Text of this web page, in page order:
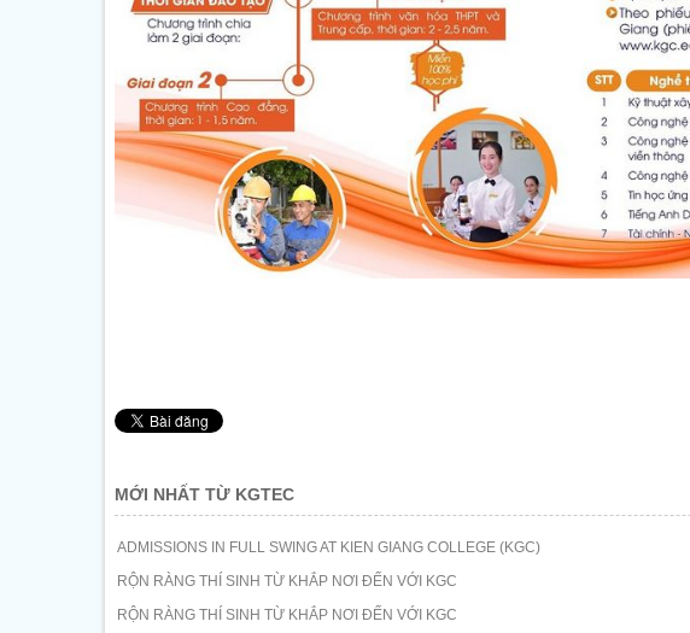
MỚI NHẤT TỪ KGTEC
ADMISSIONS IN FULL SWING AT KIEN GIANG COLLEGE (KGC)
RỘN RÀNG THÍ SINH TỪ KHẮP NƠI ĐẾN VỚI KGC
RỘN RÀNG THÍ SINH TỪ KHẮP NƠI ĐẾN VỚI KGC